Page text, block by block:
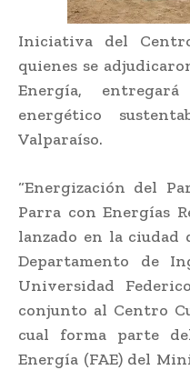
Iniciativa del
quienes se
Energía,
energético
Valparaíso.
“Energización del
Parra con Energías
lanzado en la ciudad
Departamento de
Universidad
conjunto al Centro
cual forma parte
Energía (FAE) del